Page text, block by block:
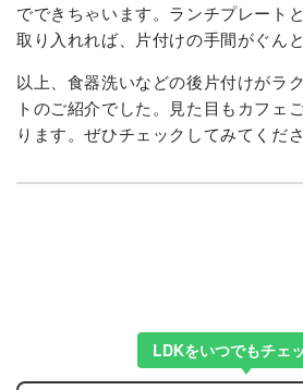
でできちゃいます。ランチプレート
取り入れれば、片付けの手間がぐん
以上、食器洗いなどの後片付けがラ
トのご紹介でした。見た目もカフェ
ります。ぜひチェックしてみてくださ
LDKをいつでもチェ